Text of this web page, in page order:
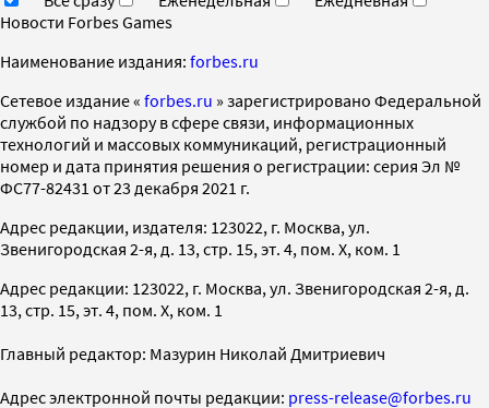
Новости Forbes Games
Наименование издания: forbes.ru
Cетевое издание « forbes.ru » зарегистрировано Федеральной
службой по надзору в сфере связи, информационных
технологий и массовых коммуникаций, регистрационный
номер и дата принятия решения о регистрации: серия Эл №
ФС77-82431 от 23 декабря 2021 г.
Адрес редакции, издателя: 123022, г. Москва, ул.
Звенигородская 2-я, д. 13, стр. 15, эт. 4, пом. X, ком. 1
Адрес редакции: 123022, г. Москва, ул. Звенигородская 2-я, д.
13, стр. 15, эт. 4, пом. X, ком. 1
Главный редактор: Мазурин Николай Дмитриевич
Адрес электронной почты редакции: press-release@forbes.ru